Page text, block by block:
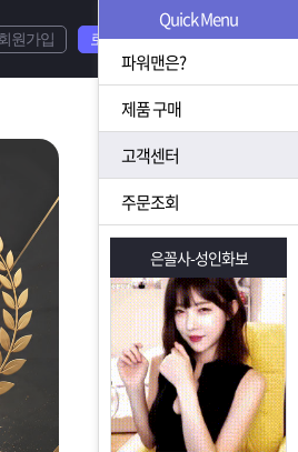
원가입 로그인
Quick Menu
파워맨은?
제품 구매
고객센터
주문조회
사-성인화보 은꼴사-성인화보